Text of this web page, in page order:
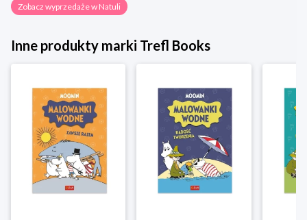
Zobacz wyprzedaże w Natuli
Inne produkty marki Trefl Books